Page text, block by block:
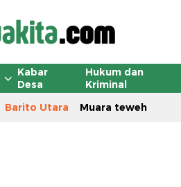
Kabar
Desa
Hukum dan
Kriminal
Barito Utara Muara teweh